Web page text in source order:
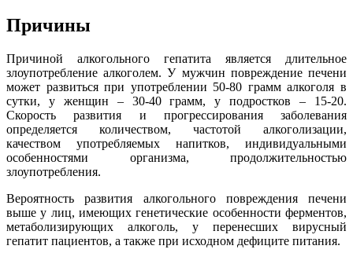
Причины
Причиной алкогольного гепатита является длительное
злоупотребление алкоголем. У мужчин повреждение печени
может развиться при употреблении 50-80 грамм алкоголя в
сутки, у женщин – 30-40 грамм, у подростков – 15-20.
Скорость развития и прогрессирования заболевания
определяется количеством, частотой алкоголизации,
качеством употребляемых напитков, индивидуальными
особенностями организма, продолжительностью
злоупотребления.
Вероятность развития алкогольного повреждения печени
выше у лиц, имеющих генетические особенности ферментов,
метаболизирующих алкоголь, у перенесших вирусный
гепатит пациентов, а также при исходном дефиците питания.